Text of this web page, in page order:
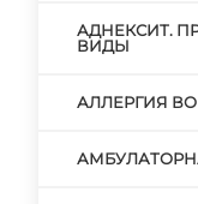
АДНЕКСИТ.
ВИДЫ
АЛЛЕРГИЯ